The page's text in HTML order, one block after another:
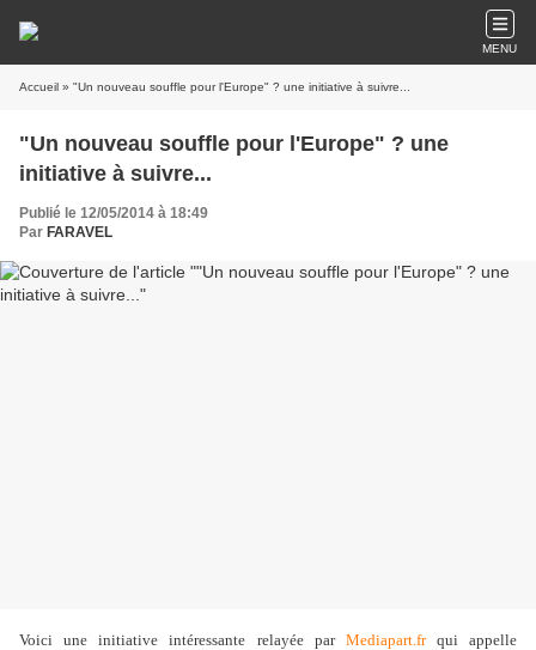
MENU
Accueil » "Un nouveau souffle pour l'Europe" ? une initiative à suivre...
"Un nouveau souffle pour l'Europe" ? une
initiative à suivre...
Publié le 12/05/2014 à 18:49
Par FARAVEL
Voici une initiative intéressante relayée par Mediapart.frqui appelle